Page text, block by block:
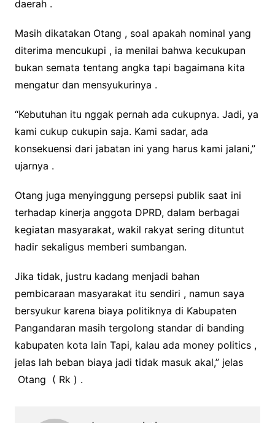
daerah .
Masih dikatakan Otang , soal apakah nominal yang
diterima mencukupi , ia menilai bahwa kecukupan
bukan semata tentang angka tapi bagaimana kita
mengatur dan mensyukurinya .
“Kebutuhan itu nggak pernah ada cukupnya. Jadi, ya
kami cukup cukupin saja. Kami sadar, ada
konsekuensi dari jabatan ini yang harus kami jalani,”
ujarnya .
Otang juga menyinggung persepsi publik saat ini
terhadap kinerja anggota DPRD, dalam berbagai
kegiatan masyarakat, wakil rakyat sering dituntut
hadir sekaligus memberi sumbangan.
Jika tidak, justru kadang menjadi bahan
pembicaraan masyarakat itu sendiri , namun saya
bersyukur karena biaya politiknya di Kabupaten
Pangandaran masih tergolong standar di banding
kabupaten kota lain Tapi, kalau ada money politics ,
jelas lah beban biaya jadi tidak masuk akal,” jelas
Otang ( Rk ) .